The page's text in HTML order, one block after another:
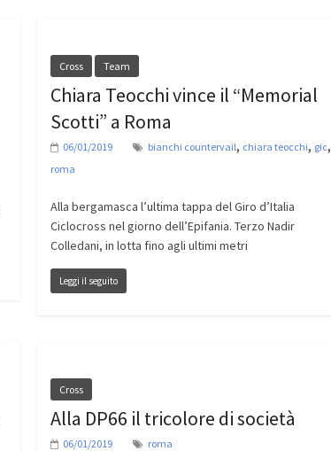
Cross Team
Chiara Teocchi vince il “Memorial
Scotti” a Roma
06/01/2019 bianchi countervail, chiara teocchi, gic,
roma
Alla bergamasca l’ultima tappa del Giro d’Italia
Ciclocross nel giorno dell’Epifania. Terzo Nadir
Colledani, in lotta fino agli ultimi metri
Leggi il seguito
Cross
Alla DP66 il tricolore di società
06/01/2019 roma